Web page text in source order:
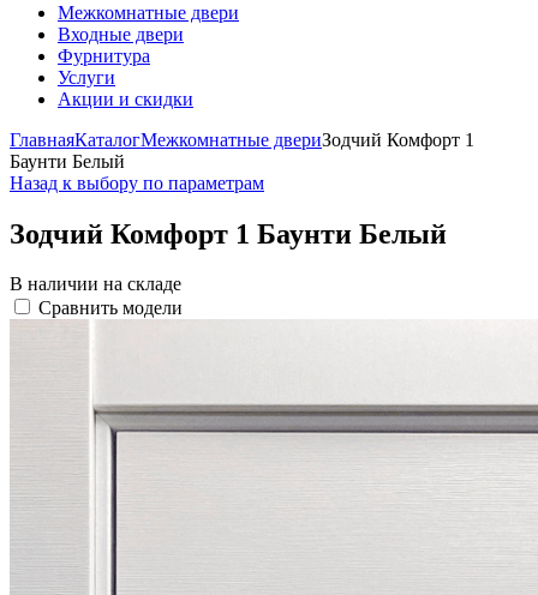
Межкомнатные двери
Входные двери
Фурнитура
Услуги
Акции и скидки
ГлавнаяКаталогМежкомнатные двериЗодчий Комфорт 1
Баунти Белый
Назад к выбору по параметрам
Зодчий Комфорт 1 Баунти Белый
В наличии на складе
Сравнить модели